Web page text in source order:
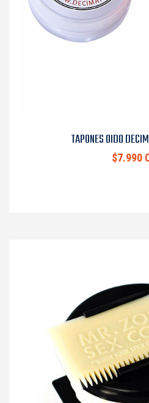
TAPONES OIDO
$7.990